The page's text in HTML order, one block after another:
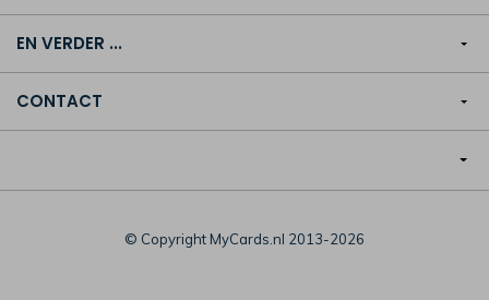
EN VERDER ...
CONTACT
© Copyright MyCards.nl 2013-2026